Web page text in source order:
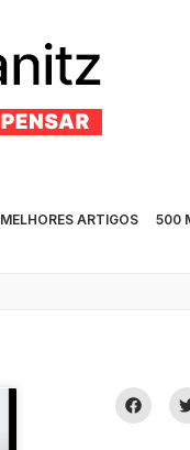
MELHORES ARTIGOS 500